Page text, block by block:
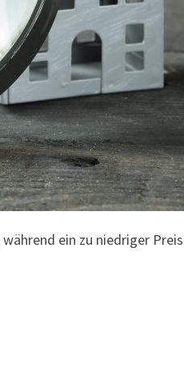
ein zu niedriger